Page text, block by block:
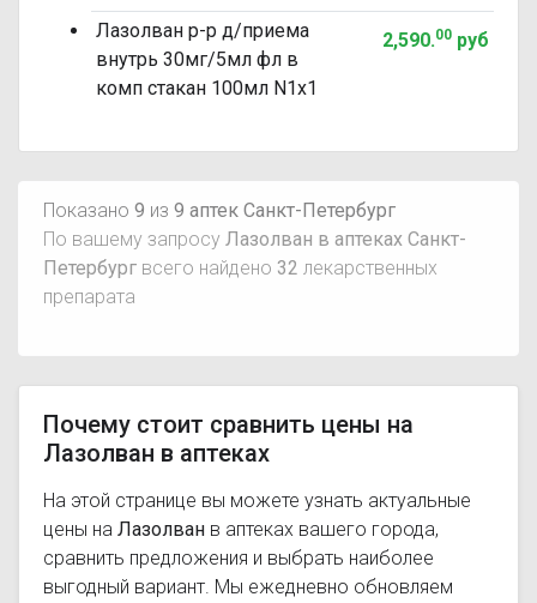
Лазолван р-р д/приема
внутрь 30мг/5мл фл в
комп стакан 100мл N1x1
2,590.00руб
Показано 9 из 9 аптек Санкт-Петербург
По вашему запросу Лазолван в аптеках Санкт-
Петербург всего найдено 32 лекарственных
препарата
Почему стоит сравнить цены на
Лазолван в аптеках
На этой странице вы можете узнать актуальные
цены на Лазолван в аптеках вашего города,
сравнить предложения и выбрать наиболее
выгодный вариант. Мы ежедневно обновляем